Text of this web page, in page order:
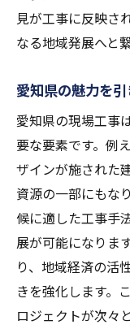
見が工事に反映さ
なる地域発展へと
愛知県の魅力を
愛知県の現場工事
要な要素です。例
ザインが施された
資源の一部にもな
候に適した工事手
展が可能になりま
り、地域経済の活
きを強化します。
ロジェクトが次々